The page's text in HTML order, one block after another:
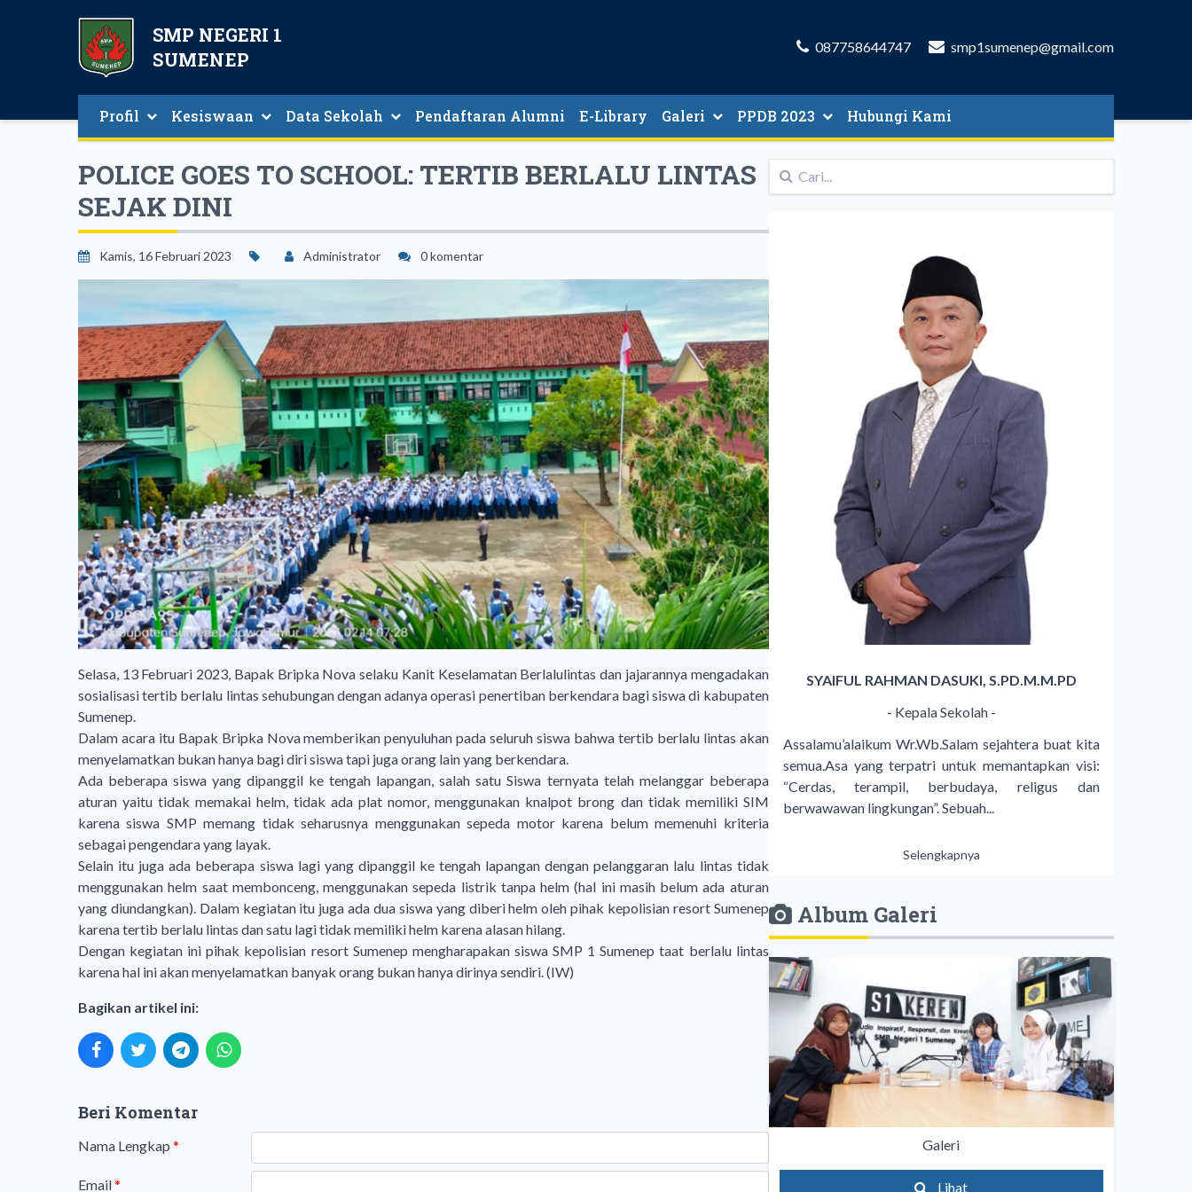
SMP NEGERI 1
SUMENEP
087758644747 smp1sumenep@gmail.com
Profil Kesiswaan Data Sekolah Pendaftaran Alumni E-Library Galeri PPDB 2023 Hubungi Kami
POLICE GOES TO SCHOOL: TERTIB BERLALU LINTAS
SEJAK DINI
Kamis, 16 Februari 2023 Administrator 0 komentar
Selasa, 13 Februari 2023, Bapak Bripka Nova selaku Kanit Keselamatan Berlalulintas dan jajarannya mengadakan
sosialisasi tertib berlalu lintas sehubungan dengan adanya operasi penertiban berkendara bagi siswa di kabupaten
Sumenep.
Dalam acara itu Bapak Bripka Nova memberikan penyuluhan pada seluruh siswa bahwa tertib berlalu lintas akan
menyelamatkan bukan hanya bagi diri siswa tapi juga orang lain yang berkendara.
Ada beberapa siswa yang dipanggil ke tengah lapangan, salah satu Siswa ternyata telah melanggar beberapa
aturan yaitu tidak memakai helm, tidak ada plat nomor, menggunakan knalpot brong dan tidak memiliki SIM
karena siswa SMP memang tidak seharusnya menggunakan sepeda motor karena belum memenuhi kriteria
sebagai pengendara yang layak.
Selain itu juga ada beberapa siswa lagi yang dipanggil ke tengah lapangan dengan pelanggaran lalu lintas tidak
menggunakan helm saat membonceng, menggunakan sepeda listrik tanpa helm (hal ini masih belum ada aturan
yang diundangkan). Dalam kegiatan itu juga ada dua siswa yang diberi helm oleh pihak kepolisian resort Sumenep
karena tertib berlalu lintas dan satu lagi tidak memiliki helm karena alasan hilang.
Dengan kegiatan ini pihak kepolisian resort Sumenep mengharapakan siswa SMP 1 Sumenep taat berlalu lintas
karena hal ini akan menyelamatkan banyak orang bukan hanya dirinya sendiri. (IW)
Bagikan artikel ini:
Beri Komentar
Nama Lengkap *
Email*
SYAIFUL RAHMAN DASUKI, S.PD.M.M.PD
- Kepala Sekolah -
Assalamu’alaikum Wr.Wb.Salam sejahtera buat kita
semua.Asa yang terpatri untuk memantapkan visi:
“Cerdas, terampil, berbudaya, religus dan
berwawawan lingkungan”. Sebuah...
Selengkapnya
Album Galeri
Galeri
Lihat